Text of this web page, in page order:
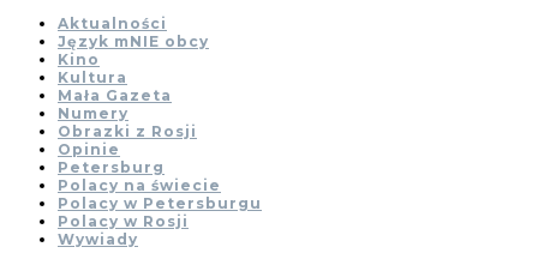
Aktualności
Język mNIE obcy
Kino
Kultura
Mała Gazeta
Numery
Obrazki z Rosji
Opinie
Petersburg
Polacy na świecie
Polacy w Petersburgu
Polacy w Rosji
Wywiady